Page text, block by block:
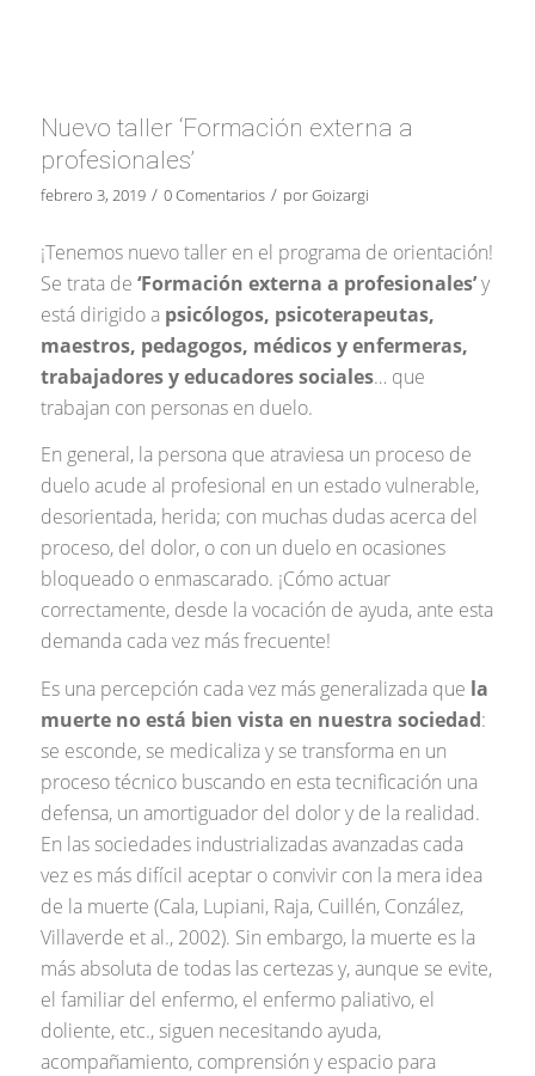
Nuevo taller ‘Formación externa a
profesionales’
febrero 3, 2019 / 0 Comentarios / porGoizargi
¡Tenemos nuevo taller en el programa de orientación!
Se trata de ‘Formación externa a profesionales’y
está dirigido a psicólogos, psicoterapeutas,
maestros, pedagogos, médicos y enfermeras,
trabajadores y educadores sociales… que
trabajan con personas en duelo.
En general, la persona que atraviesa un proceso de
duelo acude al profesional en un estado vulnerable,
desorientada, herida; con muchas dudas acerca del
proceso, del dolor, o con un duelo en ocasiones
bloqueado o enmascarado. ¡Cómo actuar
correctamente, desde la vocación de ayuda, ante esta
demanda cada vez más frecuente!
Es una percepción cada vez más generalizada que la
muerte no está bien vista en nuestra sociedad:
se esconde, se medicaliza y se transforma en un
proceso técnico buscando en esta tecnificación una
defensa, un amortiguador del dolor y de la realidad.
En las sociedades industrializadas avanzadas cada
vez es más difícil aceptar o convivir con la mera idea
de la muerte (Cala, Lupiani, Raja, Cuillén, Conzález,
Villaverde et al., 2002). Sin embargo, la muerte es la
más absoluta de todas las certezas y, aunque se evite,
el familiar del enfermo, el enfermo paliativo, el
doliente, etc., siguen necesitando ayuda,
acompañamiento, comprensión y espacio para